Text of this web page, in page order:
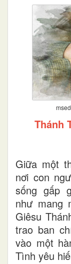
Thánh
Giữa một
nơi con
sống gấp
như mang
Giêsu
trao ban
vào một
Tình yêu